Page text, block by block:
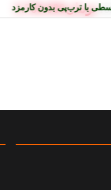
با ترب‌پی بدون کارمزد
تومان6.700.000